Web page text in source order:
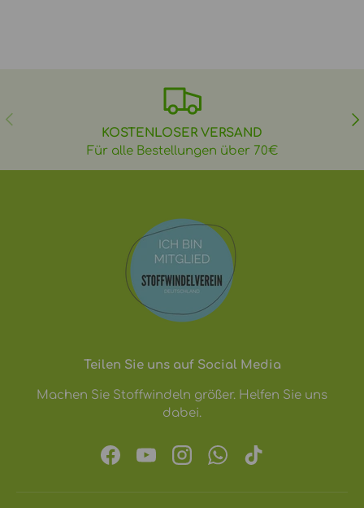
VORHERIGE
KOSTENLOSER VERSAND
Für alle Bestellungen über 70€
Teilen Sie uns auf Social Media
Machen Sie Stoffwindeln größer. Helfen Sie uns
dabei.
FacebookYouTubeInstagramWhatsApp
TikTok